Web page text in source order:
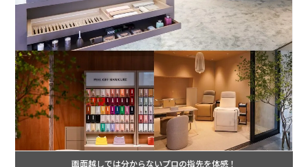
画面越しでは分からないプロの指先を体感！